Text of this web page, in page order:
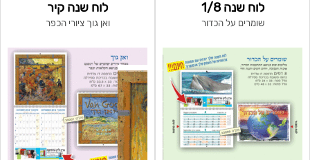
לוח שנה 1/8
שומרים על הכדור
לוח שנה קיר
ואן גוך ציורי הכפר